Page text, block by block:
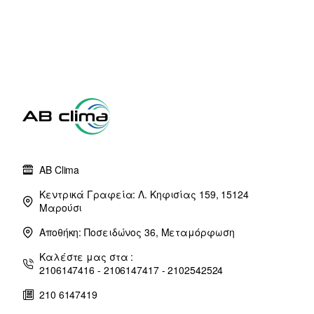
AB Clima
Κεντρικά Γραφεία: Λ. Κηφισίας 159, 15124
Μαρούσι
Αποθήκη: Ποσειδώνος 36, Μεταμόρφωση
Καλέστε μας στα :
2106147416 - 2106147417 - 2102542524
210 6147419